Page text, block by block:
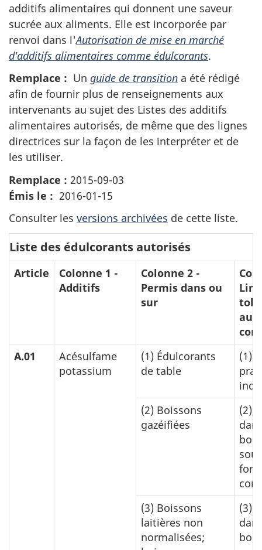
additifs alimentaires qui donnent une saveur
sucrée aux aliments. Elle est incorporée par
renvoi dans l'Autorisation de mise en marché
d'additifs alimentaires comme édulcorants.
Remplace : Un guide de transition a été rédigé
afin de fournir plus de renseignements aux
intervenants au sujet des Listes des additifs
alimentaires autorisés, de même que des lignes
directrices sur la façon de les interpréter et de
les utiliser.
Remplace : 2015-09-03
Émis le : 2016-01-15
Consulter les versions archivées de cette liste.
Liste des édulcorants autorisés
Article
Colonne 1 -
Additifs
Colonne 2 -
Permis dans ou
sur
A.01
Acésulfame
potassium
(1) Édulcorants
de table
(1)
(2) Boissons
gazéifiées
(2)
(3) Boissons
laitières non
normalisées;
(3)